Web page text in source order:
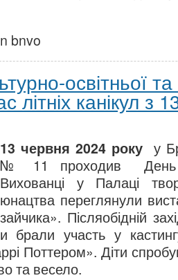
bnvo
освітньої
літніх канікул з
13 червня 2024 року у
№ 11 проходив День
Вихованці у Палаці
юнацтва переглянули
зайчика». Післяобідній
брали участь у
Поттером». Діти
та весело.